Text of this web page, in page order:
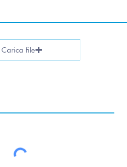
Carica file